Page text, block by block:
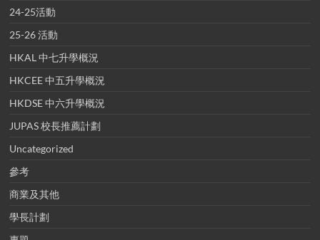
24-25活動
25-26 活動
HKAL 中七升學概況
HKCEE 中五升學概況
HKDSE 中六升學概況
JUPAS 校長推薦計劃
Uncategorized
參考
商業及其他
學長計劃